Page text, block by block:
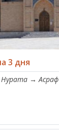
3 дня
Нурата → Асраф